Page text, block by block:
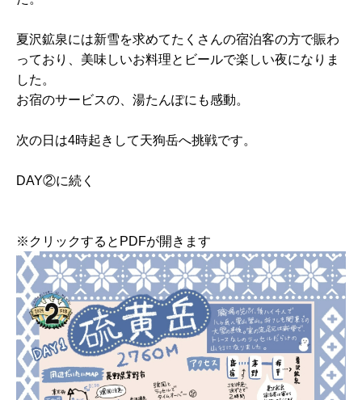
夏沢鉱泉には新雪を求めてたくさんの宿泊客の方で賑わ
っており、美味しいお料理とビールで楽しい夜になりま
した。
お宿のサービスの、湯たんぽにも感動。
次の日は4時起きして天狗岳へ挑戦です。
DAY②に続く
※クリックするとPDFが開きます